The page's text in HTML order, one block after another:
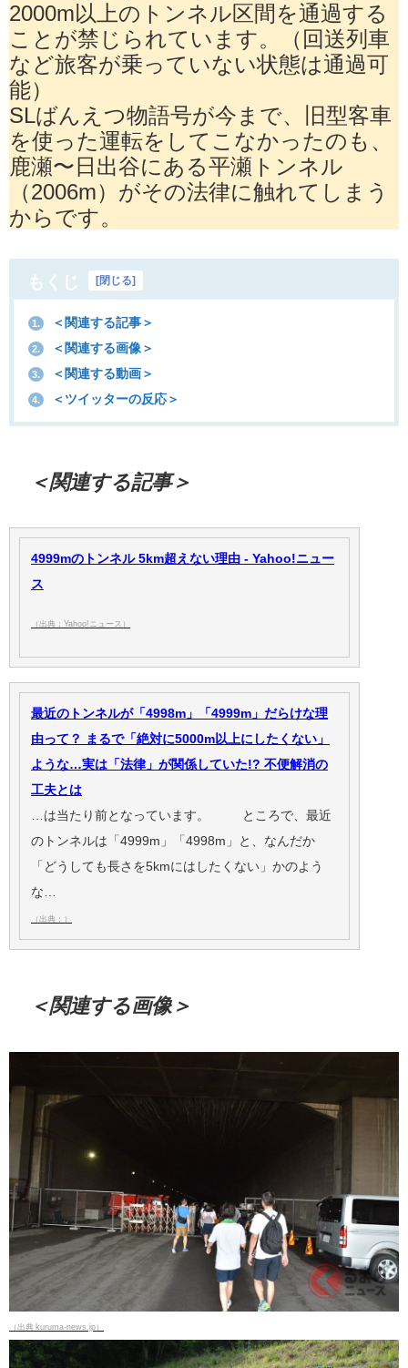
2000m以上のトンネル区間を通過する
ことが禁じられています。（回送列車
など旅客が乗っていない状態は通過可
能）
SLばんえつ物語号が今まで、旧型客車
を使った運転をしてこなかったのも、
鹿瀬〜日出谷にある平瀬トンネル
（2006m）がその法律に触れてしまう
からです。
もくじ [閉じる]
1. ＜関連する記事＞
2. ＜関連する画像＞
3. ＜関連する動画＞
4. ＜ツイッターの反応＞
＜関連する記事＞
4999mのトンネル 5km超えない理由 - Yahoo!ニュー
ス
（出典：Yahoo!ニュース）
最近のトンネルが「4998m」「4999m」だらけな理
由って？ まるで「絶対に5000m以上にしたくない」
ような…実は「法律」が関係していた!? 不便解消の
工夫とは
…は当たり前となっています。 ところで、最近
のトンネルは「4999m」「4998m」と、なんだか
「どうしても長さを5kmにはしたくない」かのよう
な…
（出典：）
＜関連する画像＞
（出典 kuruma-news.jp）